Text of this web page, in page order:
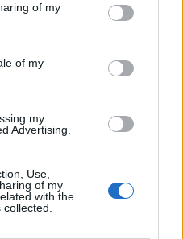
of my
of my
my
Advertising.
Use,
of my
with the
előfizetéses
tartalmazza: